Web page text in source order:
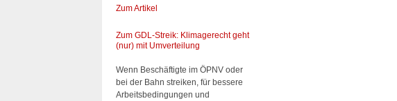
Zum Artikel
Zum GDL-Streik: Klimagerecht geht
(nur) mit Umverteilung
Wenn Beschäftigte im ÖPNV oder
bei der Bahn streiken, für bessere
Arbeitsbedingungen und